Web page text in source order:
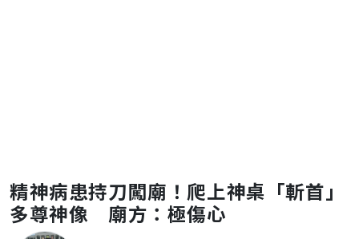
精神病患持刀闖廟！爬上神桌「斬首」
多尊神像 廟方：極傷心